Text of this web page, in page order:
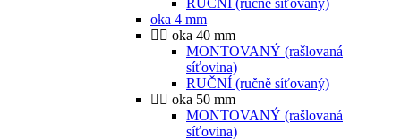
RUČNÍ (ručně síťovaný)
oka 4 mm
oka 40 mm
MONTOVANÝ (rašlovaná
síťovina)
RUČNÍ (ručně síťovaný)
oka 50 mm
MONTOVANÝ (rašlovaná
síťovina)